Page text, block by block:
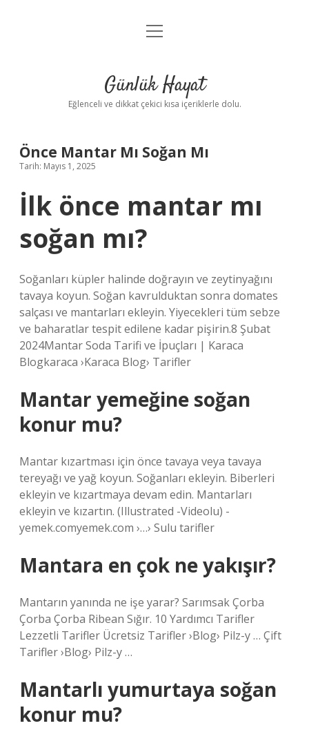
Anasayfa
Yasal Uyarı
menüyü
Günlük Hayat
Eğlenceli ve dikkat çekici kısa içeriklerle dolu.
Önce Mantar Mı Soğan Mı
Tarih: Mayıs 1, 2025
İlk önce mantar mı
soğan mı?
Soğanları küpler halinde doğrayın ve zeytinyağını
tavaya koyun. Soğan kavrulduktan sonra domates
salçası ve mantarları ekleyin. Yiyecekleri tüm sebze
ve baharatlar tespit edilene kadar pişirin.8 Şubat
2024Mantar Soda Tarifi ve İpuçları | Karaca
Blogkaraca ›Karaca Blog› Tarifler
Mantar yemeğine soğan
konur mu?
Mantar kızartması için önce tavaya veya tavaya
tereyağı ve yağ koyun. Soğanları ekleyin. Biberleri
ekleyin ve kızartmaya devam edin. Mantarları
ekleyin ve kızartın. (Illustrated -Videolu) -
yemek.comyemek.com ›…› Sulu tarifler
Mantara en çok ne yakışır?
Mantarın yanında ne işe yarar? Sarımsak Çorba
Çorba Çorba Ribean Sığır. 10 Yardımcı Tarifler
Lezzetli Tarifler Ücretsiz Tarifler ›Blog› Pilz-y … Çift
Tarifler ›Blog› Pilz-y …
Mantarlı yumurtaya soğan
konur mu?